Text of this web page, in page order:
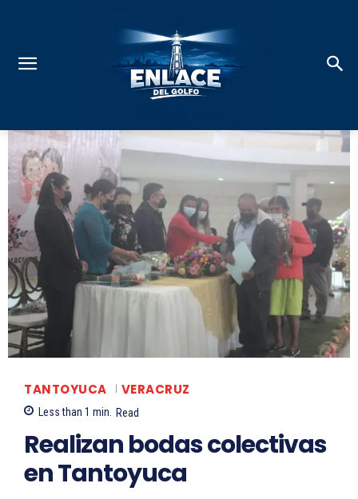
TANTOYUCA VERACRUZ
Less than 1 min. Read
Realizan bodas colectivas
en Tantoyuca